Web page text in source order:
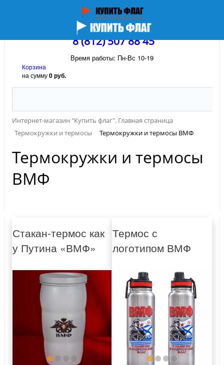
8 (812) 507 88 45
Время работы: Пн-Вс 10-19
Корзина
на сумму0 руб.
Интернет-магазин "Купить флаг". Главная страница
Термокружки и термосы
Термокружки и термосы ВМФ
Термокружки и термосы
ВМФ
Стакан-термос как
у Путина «ВМФ»
Термос с
логотипом ВМФ